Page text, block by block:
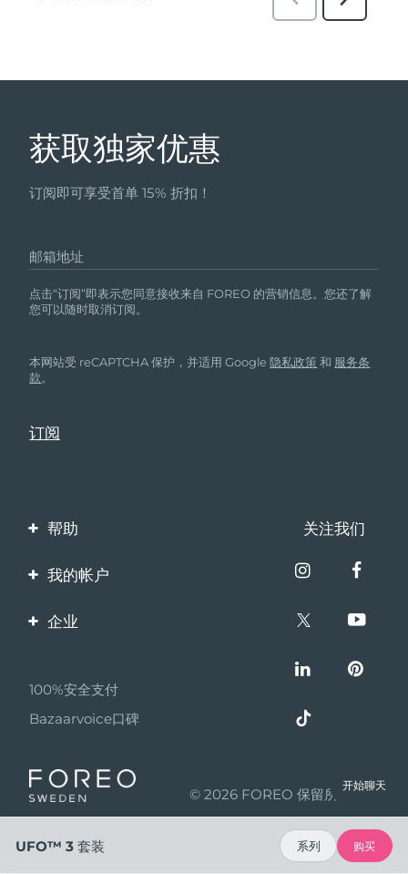
获取独家优惠
订阅即可享受首单 15% 折扣！
邮箱地址
点击“订阅”即表示您同意接收来自 FOREO 的营销信息。您还了解
您可以随时取消订阅。
本网站受 reCAPTCHA 保护，并适用 Google隐私政策 和 服务条
款。
帮助
联系我们
保修与退换货
关注我们
我的帐户
产品注册
企业
伙伴计划
联盟新闻
成为合作伙伴
100%安全支付
Bazaarvoice口碑
© 2026 FOREO 保留所有权利
开始聊天
UFO™ 3 套装 系列 购买